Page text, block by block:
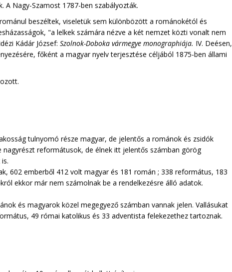
A Nagy-Szamost 1787-ben szabályozták.
beszéltek, viseletük sem különbözött a románokétól és
"a lelkek számára nézve a két nemzet közti vonalt nem
Kádár József: Szolnok-Doboka vármegye monographiája. IV. Deésen,
főként a magyar nyelv terjesztése céljából 1875-ben állami
tulnyomó része magyar, de jelentős a románok és zsidók
reformátusok, de élnek itt jelentős számban görög
602 emberből 412 volt magyar és 181 román ; 338 református, 183
ekkor már nem számolnak be a rendelkezésre álló adatok.
és magyarok közel megegyező számban vannak jelen. Vallásukat
49 római katolikus és 33 adventista felekezethez tartoznak.